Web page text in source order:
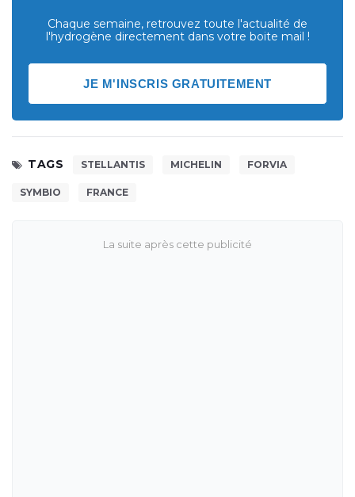
Chaque semaine, retrouvez toute l'actualité de
l'hydrogène directement dans votre boite mail !
JE M'INSCRIS GRATUITEMENT
TAGS STELLANTIS MICHELIN FORVIA
SYMBIO FRANCE